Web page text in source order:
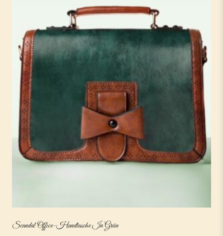
Scandal Office-Handtasche In Grün